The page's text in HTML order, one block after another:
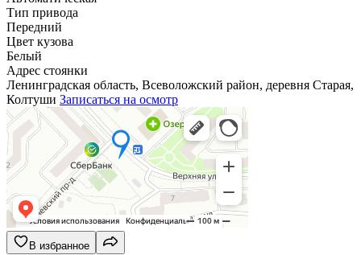
Тип привода
Передний
Цвет кузова
Белый
Адрес стоянки
Ленинградская область, Всеволожский район, деревня Старая,
Колтуши Записаться на осмотр
В избранное